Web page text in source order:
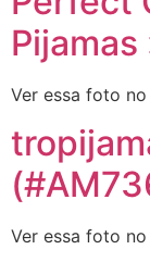
Pijamas
Ver essa foto
Ver essa foto